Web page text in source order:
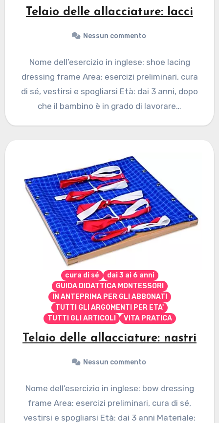
Telaio delle allacciature: lacci
Nessun commento
Nome dell’esercizio in inglese: shoe lacing
dressing frame Area: esercizi preliminari, cura
di sé, vestirsi e spogliarsi Età: dai 3 anni, dopo
che il bambino è in grado di lavorare…
cura di sé
dai 3 ai 6 anni
GUIDA DIDATTICA MONTESSORI
IN ANTEPRIMA PER GLI ABBONATI
TUTTI GLI ARGOMENTI PER ETA'
TUTTI GLI ARTICOLI
VITA PRATICA
Telaio delle allacciature: nastri
Nessun commento
Nome dell’esercizio in inglese: bow dressing
frame Area: esercizi preliminari, cura di sé,
vestirsi e spogliarsi Età: dai 3 anni Materiale: